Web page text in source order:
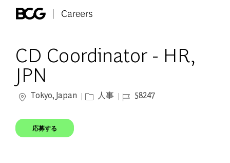
CD Coordinator - HR,
JPN
場所Tokyo, Japan カテゴリー
人事 ジョブ ID
58247
応募する